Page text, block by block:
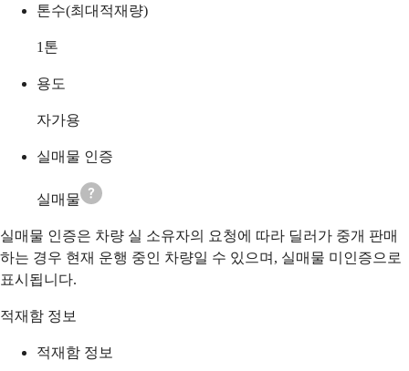
톤수(최대적재량)
1 톤
용도
자가용
실매물 인증
실매물
실매물 인증은 차량 실 소유자의 요청에 따라 딜러가 중개 판매
하는 경우 현재 운행 중인 차량일 수 있으며, 실매물 미인증으로
표시됩니다.
적재함 정보
적재함 정보